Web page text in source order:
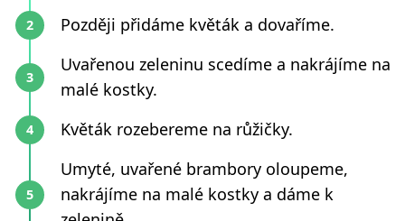
Později přidáme květák a dovaříme.
Uvařenou zeleninu scedíme a nakrájíme na
malé kostky.
Květák rozebereme na růžičky.
Umyté, uvařené brambory oloupeme,
nakrájíme na malé kostky a dáme k